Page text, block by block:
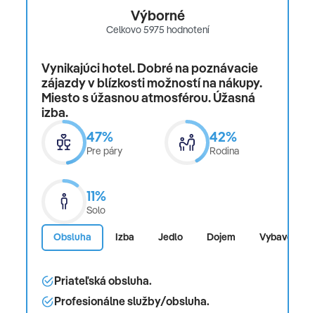
Výborné
Celkovo 5975 hodnotení
Vynikajúci hotel. Dobré na poznávacie
zájazdy v blízkosti možností na nákupy.
Miesto s úžasnou atmosférou. Úžasná
izba.
47%
Pre páry
42%
Rodina
11%
Solo
Obsluha Izba Jedlo Dojem Vybavenosť
Priateľská obsluha.
Profesionálne služby/obsluha.